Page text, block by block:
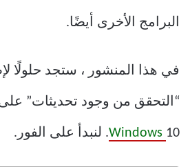
البرامج الأخرى أيضًا.
في هذا المنشور ، ستجد حلولًا
“التحقق من وجود تحديثات”
Windows 10. لنبدأ على الفور.